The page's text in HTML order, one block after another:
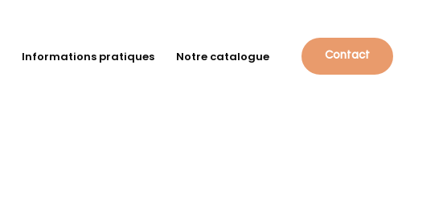
Informations pratiques Notre catalogue Contact